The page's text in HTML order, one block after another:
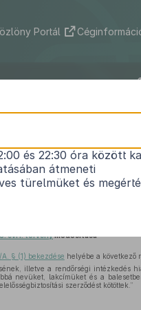
Portál
törvény
a
évi I. törvénymódosítása
§ (1) bekezdése helyébe a következő
illetve a rendőrségi intézkedés
nevüket, lakcímüket és a
szerződést kötöttek.”
és 22:30 óra között
átmeneti
türelmüket és